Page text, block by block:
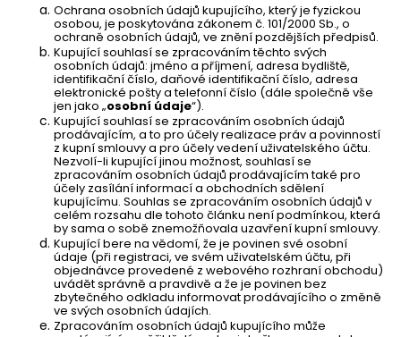
Ochrana osobních údajů kupujícího, který je fyzickou
osobou, je poskytována zákonem č. 101/2000 Sb., o
ochraně osobních údajů, ve znění pozdějších předpisů.
Kupující souhlasí se zpracováním těchto svých
osobních údajů: jméno a příjmení, adresa bydliště,
identifikační číslo, daňové identifikační číslo, adresa
elektronické pošty a telefonní číslo (dále společně vše
jen jako „osobní údaje“).
Kupující souhlasí se zpracováním osobních údajů
prodávajícím, a to pro účely realizace práv a povinností
z kupní smlouvy a pro účely vedení uživatelského účtu.
Nezvolí-li kupující jinou možnost, souhlasí se
zpracováním osobních údajů prodávajícím také pro
účely zasílání informací a obchodních sdělení
kupujícímu. Souhlas se zpracováním osobních údajů v
celém rozsahu dle tohoto článku není podmínkou, která
by sama o sobě znemožňovala uzavření kupní smlouvy.
Kupující bere na vědomí, že je povinen své osobní
údaje (při registraci, ve svém uživatelském účtu, při
objednávce provedené z webového rozhraní obchodu)
uvádět správně a pravdivě a že je povinen bez
zbytečného odkladu informovat prodávajícího o změně
ve svých osobních údajích.
Zpracováním osobních údajů kupujícího může